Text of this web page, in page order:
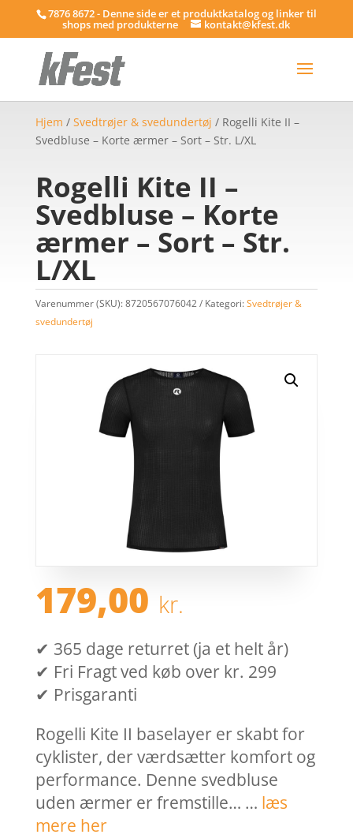
7876 8672 - Denne side er et produktkatalog og linker til
shops med produkterne kontakt@kfest.dk
Hjem / Svedtrøjer & svedundertøj / Rogelli Kite II –
Svedbluse – Korte ærmer – Sort – Str. L/XL
Rogelli Kite II –
Svedbluse – Korte
ærmer – Sort – Str.
L/XL
Varenummer (SKU):8720567076042 Kategori:Svedtrøjer &
svedundertøj
179,00 kr.
✔ 365 dage returret (ja et helt år)
✔ Fri Fragt ved køb over kr. 299
✔ Prisgaranti
Rogelli Kite II baselayer er skabt for
cyklister, der værdsætter komfort og
performance. Denne svedbluse
uden ærmer er fremstille… … læs
mere her